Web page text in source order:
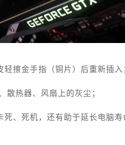
擦金手指（铜片）后重新插入
热器、风扇上的灰尘；
、死机，还有助于延长电脑寿